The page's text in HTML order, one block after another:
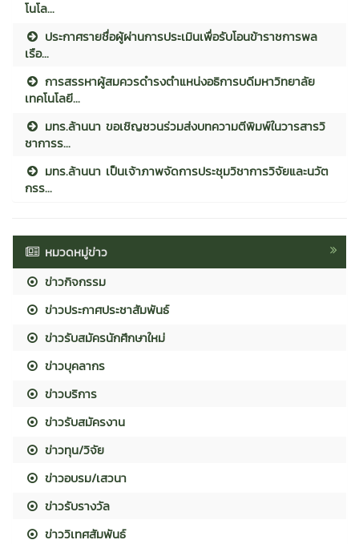
โนโล...
ประกาศรายชื่อผู้ผ่านการประเมินเพื่อรับโอนข้าราชการพล
เรือ...
การสรรหาผู้สมควรดำรงตำแหน่งอธิการบดีมหาวิทยาลัย
เทคโนโลยี...
มทร.ล้านนา ขอเชิญชวนร่วมส่งบทความตีพิมพ์ในวารสารวิ
ชาการร...
มทร.ล้านนา เป็นเจ้าภาพจัดการประชุมวิชาการวิจัยและนวัต
กรร...
หมวดหมู่ข่าว
ข่าวกิจกรรม
ข่าวประกาศประชาสัมพันธ์
ข่าวรับสมัครนักศึกษาใหม่
ข่าวบุคลากร
ข่าวบริการ
ข่าวรับสมัครงาน
ข่าวทุน/วิจัย
ข่าวอบรม/เสวนา
ข่าวรับรางวัล
ข่าววิเทศสัมพันธ์